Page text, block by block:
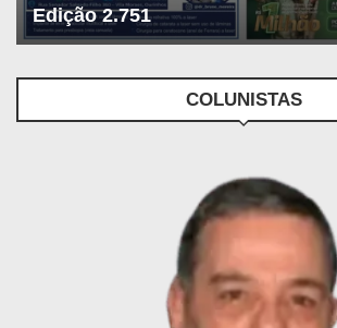
Edição 2.751
COLUNISTAS